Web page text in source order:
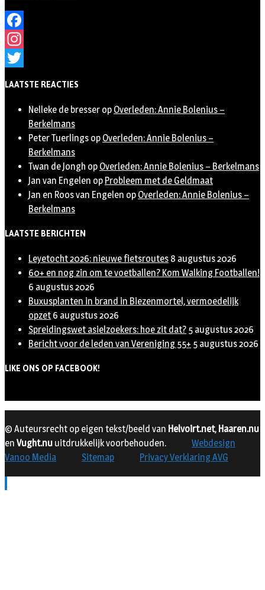
Facebook
Instagram
LAATSTE REACTIES
Nelleke de bresser op Overleden: Annie Bolenius –
Berkelmans
Peter Tuerlings op Overleden: Annie Bolenius –
Berkelmans
Twan de Jongh op Overleden: Annie Bolenius – Berkelmans
Jan van Engelen op Probleem met de Geldmaat
Jan en Roos van Engelen op Overleden: Annie Bolenius –
Berkelmans
LAATSTE BERICHTEN
Leyetocht 2026: nieuwe fietsroutes 8 augustus 2026
60+ en nog zin om te voetballen? Kom Walking Footballen!
6 augustus 2026
Buxusplanten in brand in Biezenmortel, vermoedelijk
opzet 6 augustus 2026
Spreidingswet asielzoekers: hoe zit dat? 5 augustus 2026
Bericht voor de leden van Vereniging 55+ 5 augustus 2026
LIKE ONS OP FACEBOOK!
© Auteursrecht op eigen tekst/beeld van Helvoirt.net, Haaren.nu
en Vught.nu uitdrukkelijk voorbehouden.
Webdesign
Vanoo Media
Sitemap Privacy Verklaring AVG